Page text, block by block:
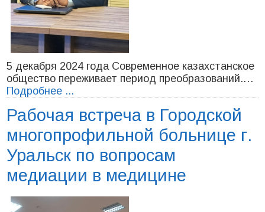
5 декабря 2024 года Современное казахстанское
общество переживает период преобразований.…
Подробнее ...
Рабочая встреча в Городской
многопрофильной больнице г.
Уральск по вопросам
медиации в медицине